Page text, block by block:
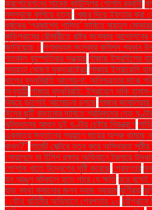
করপোরেশনের সাবেক কাউন্সিলর গোলাম রব্বানী
সদস্যকে কুপিয়ে হত্যা খেজুর দিয়ে ইফতার করা
ধর্ষকের ‘প্রকাশ্যে শাস্তি’ দাবিতে বায়তুল
কুড়িগ্রামের রৌমারীতে রাষ্ট্র সংস্কার আন্দোলনের
জানিয়েছে। গণমাধ্যম সংস্কার কমিশন প্রধান
গতকাল বৃহস্পতিবার সন্ধ্যায় গাজায় ইসরাইলের
সহায়তা ঘোষণা যুক্তরাষ্ট্রের গাজায় ইসরায়েলি
ধাপের যুদ্ধবিরতি আলোচনা: অনিশ্চয়তার মাঝে
অনুযায়ী গাজায় যুদ্ধবিরতি: ইসরায়েল নাকি
বিষয়ে ভালোই আলোচনা চলছে গাজার
ঈদের ছুটি বাড়ানোর দাবিতে শ্রমিকদের দেড়
ঝুটগুদামের আগুন দুই ঘণ্টার চেষ্টায় নিয়ন্ত্রণে গাড়ি
একমাত্র সন্তানের প্রয়াণে মায়ের অশ্রু থামছে
কখন?" গার্মেন্ট সেক্টরে নতুন করে অস্থিরতা
গোয়ালন্দে মা ইলিশ রক্ষায় অভিযানে ট্রলারে
পোশাক খাতে উদ্বেগের সৃষ্টি করেছে গ্রেফতার
ঘন আঙুল মটকালে হতে পারে যে ক্ষতি ঘরে
ঘাড় ব্যথা কমানোর জন্য সহজ ব্যায়াম ঘূর্ণিঝড়
: যৌথ বাহিনীর অভিযানে গ্রেপ্তার ২০